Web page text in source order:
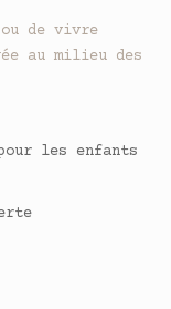
de vivre
au milieu des
les enfants